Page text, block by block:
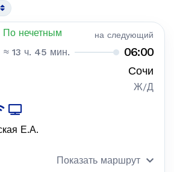
По нечетным на следующий
≈ 13 ч. 45 мин. 06:00
Сочи
Ж/Д
Е.А.
Показать маршрут